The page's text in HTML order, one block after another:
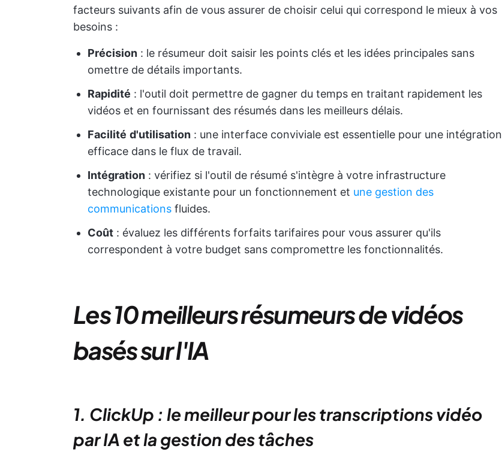
facteurs suivants afin de vous assurer de choisir celui qui correspond le mieux à vos
besoins :
Précision : le résumeur doit saisir les points clés et les idées principales sans
omettre de détails importants.
Rapidité : l'outil doit permettre de gagner du temps en traitant rapidement les
vidéos et en fournissant des résumés dans les meilleurs délais.
Facilité d'utilisation : une interface conviviale est essentielle pour une intégration
efficace dans le flux de travail.
Intégration : vérifiez si l'outil de résumé s'intègre à votre infrastructure
technologique existante pour un fonctionnement et une gestion des
communications fluides.
Coût : évaluez les différents forfaits tarifaires pour vous assurer qu'ils
correspondent à votre budget sans compromettre les fonctionnalités.
Les 10 meilleurs résumeurs de vidéos
basés sur l'IA
1. ClickUp : le meilleur pour les transcriptions vidéo
par IA et la gestion des tâches